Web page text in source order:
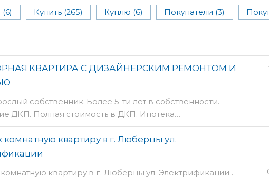
Купить (265) Куплю (6) Покупатели (3)
КВАРТИРА С ДИЗАЙНЕРСКИМ РЕМОНТОМ И
собственник. Более 5-ти лет в собственности.
ДКП. Полная стоимость в ДКП. Ипотека…
комнатную квартиру в г. Люберцы ул.
квартиру в г. Люберцы ул. Электрификации .